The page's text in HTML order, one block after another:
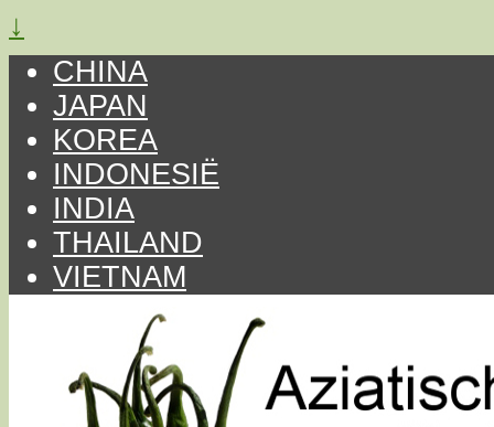
↓
CHINA
JAPAN
KOREA
INDONESIË
INDIA
THAILAND
VIETNAM